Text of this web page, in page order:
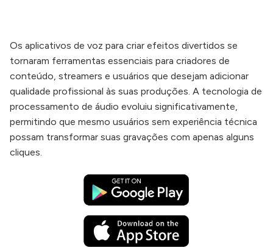
Os aplicativos de voz para criar efeitos divertidos se
tornaram ferramentas essenciais para criadores de
conteúdo, streamers e usuários que desejam adicionar
qualidade profissional às suas produções. A tecnologia de
processamento de áudio evoluiu significativamente,
permitindo que mesmo usuários sem experiência técnica
possam transformar suas gravações com apenas alguns
cliques.